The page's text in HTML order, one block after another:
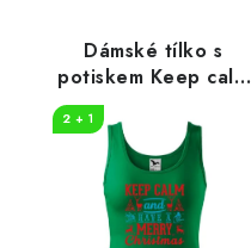
Dámské tílko s
potiskem Keep calm
2 + 1